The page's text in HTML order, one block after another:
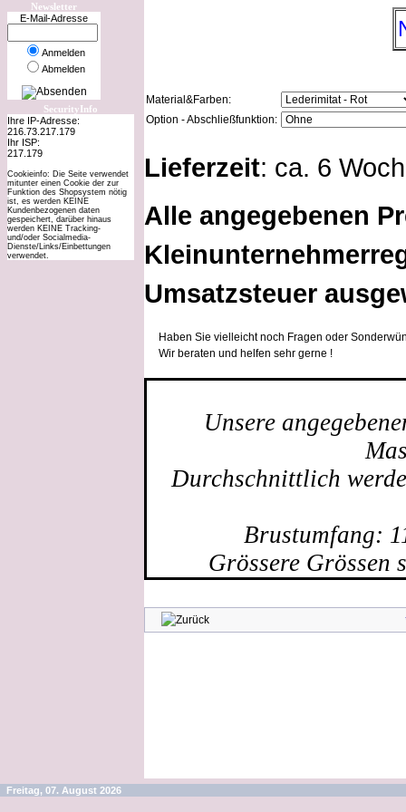
Newsletter
E-Mail-Adresse
Anmelden
Abmelden
SecurityInfo
Ihre IP-Adresse:
216.73.217.179
Ihr ISP:
217.179
Cookieinfo: Die Seite verwendet
mitunter einen Cookie der zur
Funktion des Shopsystem nötig
ist, es werden KEINE
Kundenbezogenen daten
gespeichert, darüber hinaus
werden KEINE Tracking-
und/oder Socialmedia-
Dienste/Links/Einbettungen
verwendet.
Material&Farben:
Option - Abschließfunktion:
Lieferzeit: ca. 6
Alle angegebenen
Umsatzsteuer
Haben Sie vielleicht noch Fragen oder
Wir beraten und helfen sehr gerne !
Unsere
Durchschnittlich
Brustumfang:
Grössere Grössen
Freitag, 07. August 2026